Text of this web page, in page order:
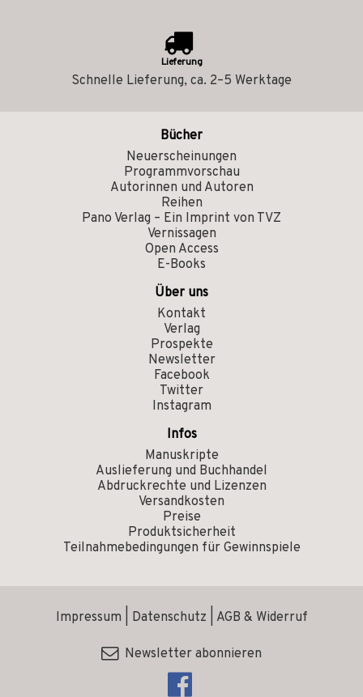
Lieferung
Schnelle Lieferung, ca. 2–5 Werktage
Bücher
Neuerscheinungen
Programmvorschau
Autorinnen und Autoren
Reihen
Pano Verlag – Ein Imprint von TVZ
Vernissagen
Open Access
E-Books
Über uns
Kontakt
Verlag
Prospekte
Newsletter
Facebook
Twitter
Instagram
Infos
Manuskripte
Auslieferung und Buchhandel
Abdruckrechte und Lizenzen
Versandkosten
Preise
Produktsicherheit
Teilnahmebedingungen für Gewinnspiele
Impressum Datenschutz AGB & Widerruf
Newsletter abonnieren